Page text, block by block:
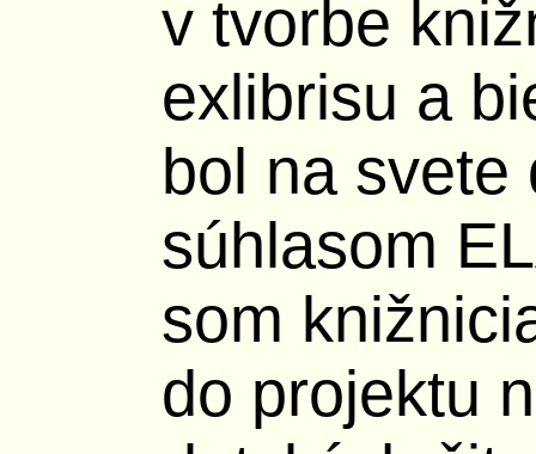
v tvorbe
exlibrisu a
bol na
súhlasom
som
do projektu